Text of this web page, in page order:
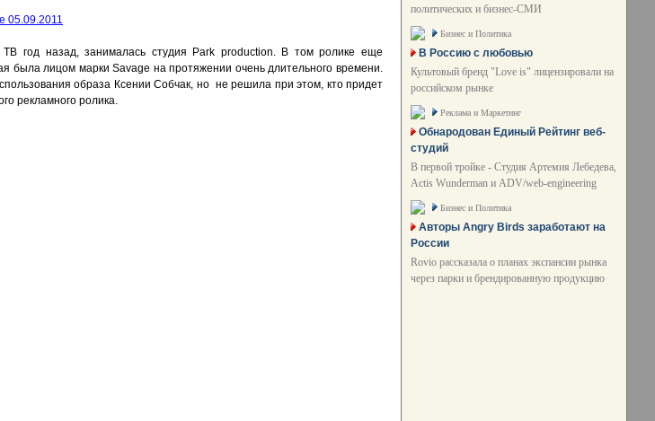
05.09.2011
год назад, занималась студия Park production. В том ролике еще
была лицом марки Savage на протяжении очень длительного времени.
образа Ксении Собчак, но не решила при этом, кто придет
рекламного ролика.
политических и бизнес-СМИ
Бизнес и Политика
В Россию с любовью
Культовый бренд "Love is" лицензировали на
российском рынке
Реклама и Маркетинг
Обнародован Единый Рейтинг веб-
студий
В первой тройке - Студия Артемия Лебедева,
Actis Wunderman и ADV/web-engineering
Бизнес и Политика
Авторы Angry Birds заработают на
России
Rovio рассказала о планах экспансии рынка
через парки и брендированную продукцию